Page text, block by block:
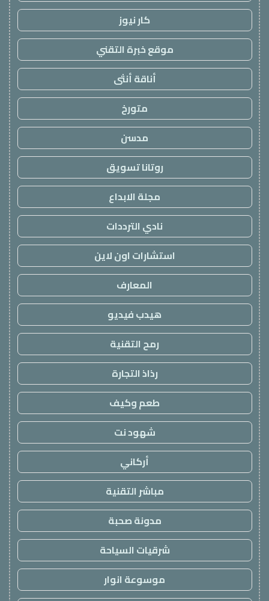
كار نيوز
موقع خبرة التقني
أناقة أنثى
متورخ
مدسن
روتانا تسويق
مجلة الابداع
نادي الترددات
استشارات اون لاين
المعارف
هيدب فيديو
رمح التقنية
رذاذ التجارة
طعم وكيف
شهود نت
أركاني
مباشر التقنية
مدونة صحبة
شرقيات السياحة
موسوعة انوار